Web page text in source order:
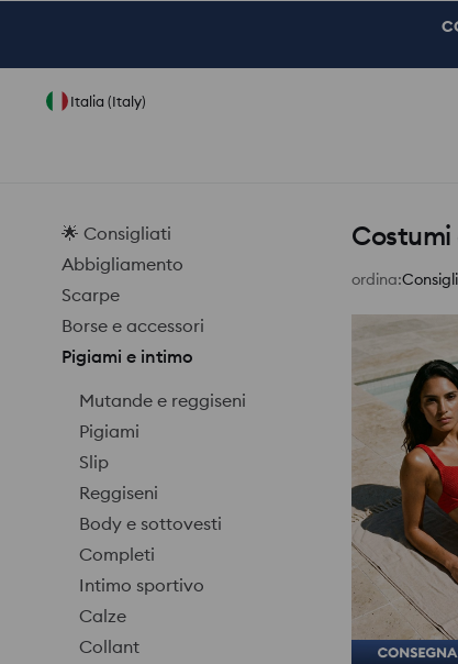
Italia (Italy)
🌟 Consigliati
Abbigliamento
Scarpe
Borse e accessori
Pigiami e intimo
Mutande e reggiseni
Pigiami
Slip
Reggiseni
Body e sottovesti
Completi
Intimo sportivo
Calze
Collant
ordina: